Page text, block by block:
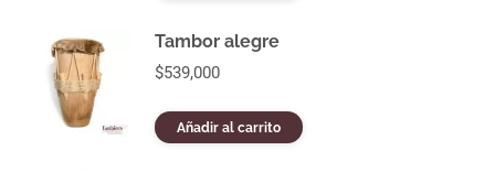
Tambor alegre
$539,000
Añadir al carrito